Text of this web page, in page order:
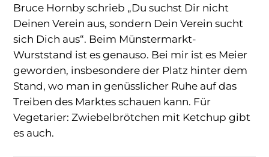
Bruce Hornby schrieb „Du suchst Dir nicht
Deinen Verein aus, sondern Dein Verein sucht
sich Dich aus“. Beim Münstermarkt-
Wurststand ist es genauso. Bei mir ist es Meier
geworden, insbesondere der Platz hinter dem
Stand, wo man in genüsslicher Ruhe auf das
Treiben des Marktes schauen kann. Für
Vegetarier: Zwiebelbrötchen mit Ketchup gibt
es auch.